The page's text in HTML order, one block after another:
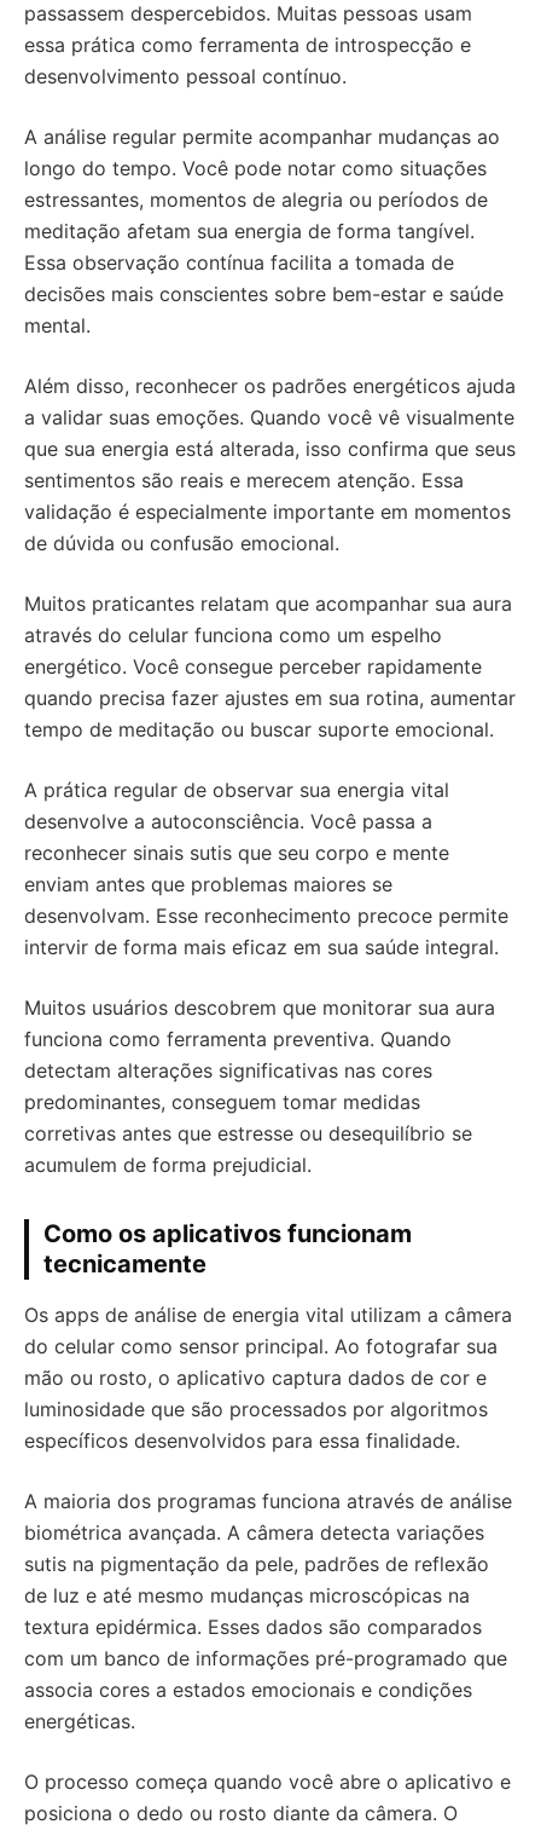
passassem despercebidos. Muitas pessoas usam
essa prática como ferramenta de introspecção e
desenvolvimento pessoal contínuo.
A análise regular permite acompanhar mudanças ao
longo do tempo. Você pode notar como situações
estressantes, momentos de alegria ou períodos de
meditação afetam sua energia de forma tangível.
Essa observação contínua facilita a tomada de
decisões mais conscientes sobre bem-estar e saúde
mental.
Além disso, reconhecer os padrões energéticos ajuda
a validar suas emoções. Quando você vê visualmente
que sua energia está alterada, isso confirma que seus
sentimentos são reais e merecem atenção. Essa
validação é especialmente importante em momentos
de dúvida ou confusão emocional.
Muitos praticantes relatam que acompanhar sua aura
através do celular funciona como um espelho
energético. Você consegue perceber rapidamente
quando precisa fazer ajustes em sua rotina, aumentar
tempo de meditação ou buscar suporte emocional.
A prática regular de observar sua energia vital
desenvolve a autoconsciência. Você passa a
reconhecer sinais sutis que seu corpo e mente
enviam antes que problemas maiores se
desenvolvam. Esse reconhecimento precoce permite
intervir de forma mais eficaz em sua saúde integral.
Muitos usuários descobrem que monitorar sua aura
funciona como ferramenta preventiva. Quando
detectam alterações significativas nas cores
predominantes, conseguem tomar medidas
corretivas antes que estresse ou desequilíbrio se
acumulem de forma prejudicial.
Como os aplicativos funcionam
tecnicamente
Os apps de análise de energia vital utilizam a câmera
do celular como sensor principal. Ao fotografar sua
mão ou rosto, o aplicativo captura dados de cor e
luminosidade que são processados por algoritmos
específicos desenvolvidos para essa finalidade.
A maioria dos programas funciona através de análise
biométrica avançada. A câmera detecta variações
sutis na pigmentação da pele, padrões de reflexão
de luz e até mesmo mudanças microscópicas na
textura epidérmica. Esses dados são comparados
com um banco de informações pré-programado que
associa cores a estados emocionais e condições
energéticas.
O processo começa quando você abre o aplicativo e
posiciona o dedo ou rosto diante da câmera. O